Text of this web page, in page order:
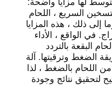
​​لها مزايا واضحة:
السريع ، اللحام
إلى ذلك ، هذه المزايا
في الواقع ، الأداء
البقعة بالتردد
الضغط وترقيتها. آلة
اللحام بالضغط ، لذا
لتحقيق نتائج وجودة